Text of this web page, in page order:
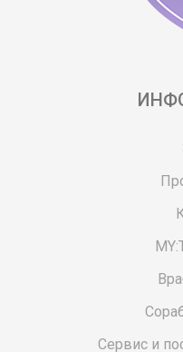
Сервис и